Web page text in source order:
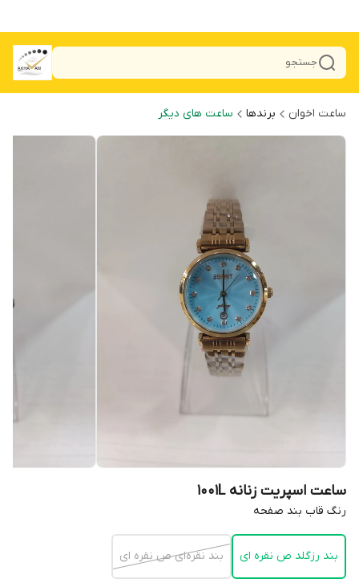
جستجو
ساعت اخوان برندها ساعت های دیگر
ساعت اسپریت زنانه 1001L
رنگ قاب بند صفحه
بند رزگلد ص نقره ای بند نقره‌ای ص نقره ای